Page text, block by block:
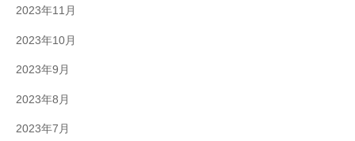
2023年11月
2023年10月
2023年9月
2023年8月
2023年7月